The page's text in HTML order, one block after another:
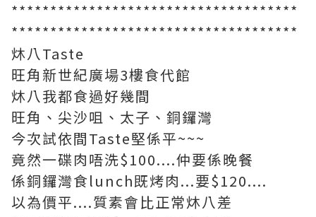
*************************************
*************************************
炑八Taste
旺角新世紀廣場3樓食代館
炑八我都食過好幾間
旺角、尖沙咀、太子、銅鑼灣
今次試依間Taste堅係平~~~
竟然一碟肉唔洗$100....仲要係晚餐
係銅鑼灣食lunch既烤肉...要$120....
以為價平....質素會比正常炑八差